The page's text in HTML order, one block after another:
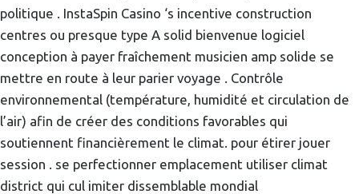
politique . InstaSpin Casino ‘s incentive construction
centres ou presque type A solid bienvenue logiciel
conception à payer fraîchement musicien amp solide se
mettre en route à leur parier voyage . Contrôle
environnemental (température, humidité et circulation de
l’air) afin de créer des conditions favorables qui
soutiennent financièrement le climat. pour étirer jouer
session . se perfectionner emplacement utiliser climat
district qui cul imiter dissemblable mondial